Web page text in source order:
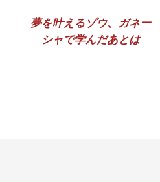
投
稿
夢を叶えるゾウ、ガネー
シャで学んだあとは